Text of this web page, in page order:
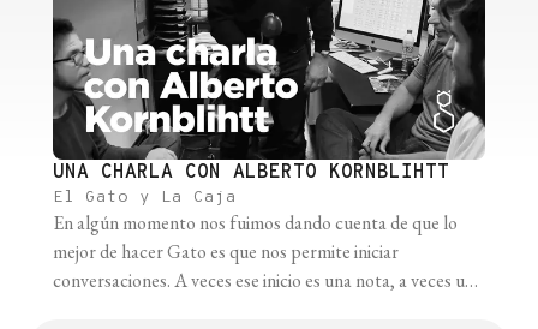
UNA CHARLA CON ALBERTO KORNBLIHTT
El Gato y La Caja
En algún momento nos fuimos dando cuenta de que lo
mejor de hacer Gato es que nos permite iniciar
conversaciones. A veces ese inicio es una nota, a veces un